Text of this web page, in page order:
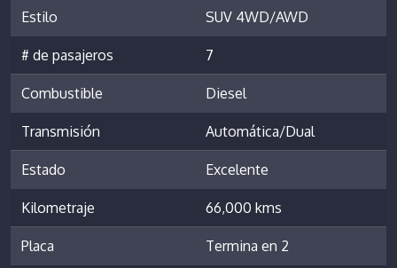
Estilo SUV 4WD/AWD
# de pasajeros 7
Combustible Diesel
Transmisión Automática/Dual
Estado Excelente
Kilometraje 66,000 kms
Placa Termina en 2